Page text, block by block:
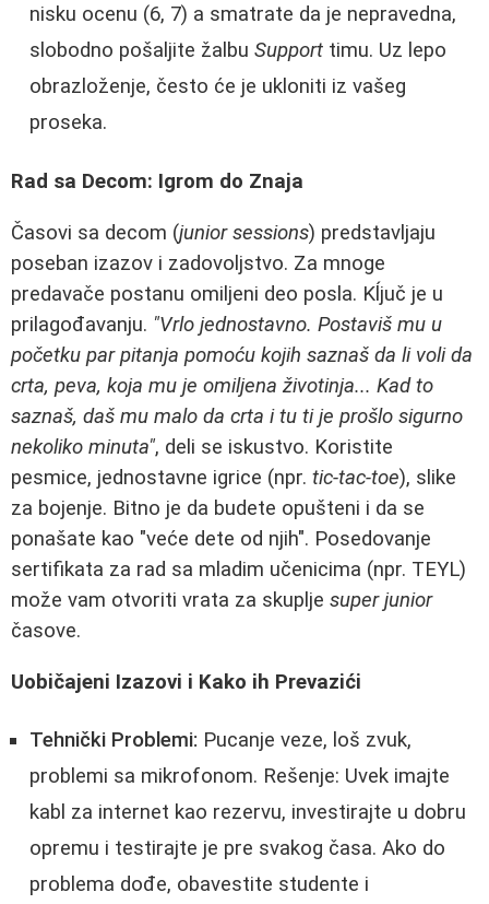
nisku ocenu (6, 7) a smatrate da je nepravedna,
slobodno pošaljite žalbu Support timu. Uz lepo
obrazloženje, često će je ukloniti iz vašeg
proseka.
Rad sa Decom: Igrom do Znaja
Časovi sa decom (junior sessions) predstavljaju
poseban izazov i zadovoljstvo. Za mnoge
predavače postanu omiljeni deo posla. Kĺjuč je u
prilagođavanju. "Vrlo jednostavno. Postaviš mu u
početku par pitanja pomoću kojih saznaš da li voli da
crta, peva, koja mu je omiljena životinja... Kad to
saznaš, daš mu malo da crta i tu ti je prošlo sigurno
nekoliko minuta", deli se iskustvo. Koristite
pesmice, jednostavne igrice (npr. tic-tac-toe), slike
za bojenje. Bitno je da budete opušteni i da se
ponašate kao "veće dete od njih". Posedovanje
sertifikata za rad sa mladim učenicima (npr. TEYL)
može vam otvoriti vrata za skuplje super junior
časove.
Uobičajeni Izazovi i Kako ih Prevazići
Tehnički Problemi: Pucanje veze, loš zvuk,
problemi sa mikrofonom. Rešenje: Uvek imajte
kabl za internet kao rezervu, investirajte u dobru
opremu i testirajte je pre svakog časa. Ako do
problema dođe, obavestite studente i